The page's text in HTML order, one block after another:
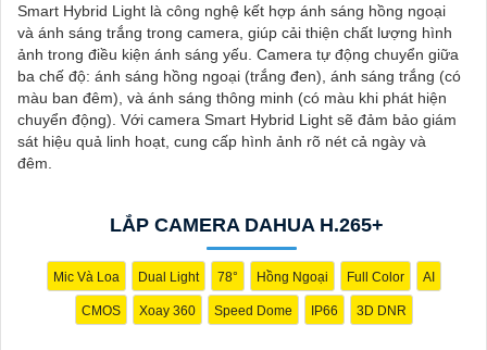
góc nhìn toàn cảnh giúp bạn theo dõi mọi hoạt động xảy ra tại
khu vực giám sát dễ dàng với các chi tiết trong khung hình sẽ
được thể hiện rõ ràng.
Camera được thiết kế chắc chắn, chống nước và chống bụi giúp
camera hoạt động ổn định trong mọi điều kiện thời tiết. ️Với
camera wifi 360 ngoài trời, bạn có thể yên tâm mà không cần lo
lắng về việc bị xâm nhập hoặc mất trội tài sản.
Smart Hybrid Light là công nghệ kết hợp ánh sáng hồng ngoại
và ánh sáng trắng trong camera, giúp cải thiện chất lượng hình
ảnh trong điều kiện ánh sáng yếu. Camera tự động chuyển giữa
ba chế độ: ánh sáng hồng ngoại (trắng đen), ánh sáng trắng (có
màu ban đêm), và ánh sáng thông minh (có màu khi phát hiện
chuyển động). Với camera Smart Hybrid Light sẽ đảm bảo giám
sát hiệu quả linh hoạt, cung cấp hình ảnh rõ nét cả ngày và
đêm.
LẮP CAMERA DAHUA H.265+
Mic Và Loa Dual Light 78° Hồng Ngoại Full Color AI
CMOS Xoay 360 Speed Dome IP66 3D DNR